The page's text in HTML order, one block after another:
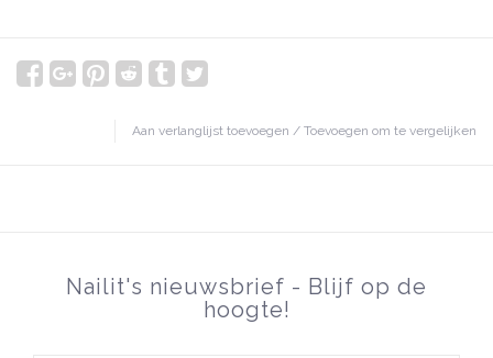
Aan verlanglijst toevoegen / Toevoegen om te vergelijken
Nailit's nieuwsbrief - Blijf op de
hoogte!